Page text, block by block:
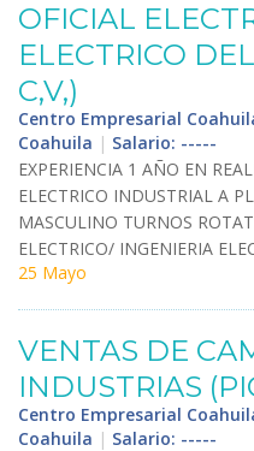
OFICIAL
ELECTRICO DEL
C,V,)
Centro Empresarial
Coahuila | Salario: -----
EXPERIENCIA 1 AÑO EN
ELECTRICO INDUSTRIAL A
MASCULINO TURNOS
ELECTRICO/ INGENIERIA
25 Mayo
VENTAS DE
INDUSTRIAS (
Centro Empresarial
Coahuila | Salario: -----